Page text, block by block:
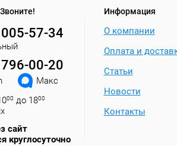
57-34
00-20
Макс
00 до 1800
сайт
круглосуточно
Информация
О компании
Оплата и
Статьи
Новости
Контакты